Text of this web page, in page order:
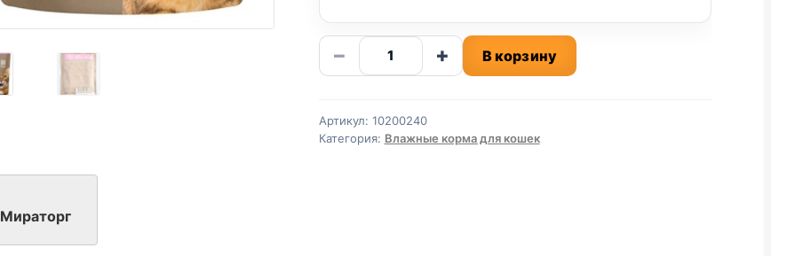
−
Количество
товара
(НЕЖНОЙ,
+ В корзину
Артикул: 10200240
Категория: Влажные корма для кошек
Мираторг